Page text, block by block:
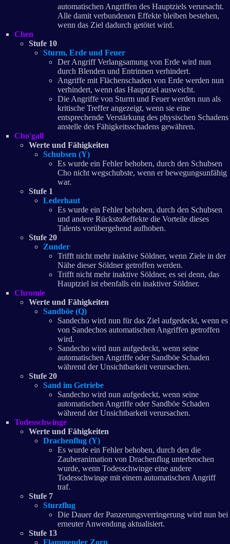
automatischen Angriffen des Hauptziels verursacht.
Alle damit verbundenen Effekte bleiben bestehen,
wenn das Ziel dadurch getötet wird.
Chen
Stufe 10
Sturm, Erde und Feuer
Der Angriff Verlangsamung von Erde wird nun
durch Blenden und Entrinnen verhindert.
Angriffe mit Flächenschaden von Erde werden nun
verhindert, wenn das Hauptziel ausweicht.
Die Angriffe von Sturm und Feuer werden nun als
kritische Treffer angezeigt, wenn sie eine
entsprechende Verstärkung des physischen Schadens
anstelle des Fähigkeitsschadens gewähren.
Cho'gall
Werte und Fähigkeiten
Schubsen (Y)
Es wurde ein Fehler behoben, durch den Schubsen
Cho nicht wegschubste, wenn er bewegungsunfähig
war.
Stufe 1
Lederhaut
Es wurde ein Fehler behoben, durch den Schubsen
und andere Rückstoßeffekte die Vorteile dieses
Talents vorübergehend aufhoben.
Stufe 20
Zunder
Trifft nicht mehr inaktive Söldner, wenn Ziele in der
Nähe dieser Söldner getroffen werden.
Trifft nicht mehr inaktive Söldner, es sei denn, das
Hauptziel ist ebenfalls ein inaktiver Söldner.
Chromie
Werte und Fähigkeiten
Sandböe (Q)
Sandecho wird nun für das Ziel aufgedeckt, wenn es
von Sandechos automatischen Angriffen getroffen
wird.
Sandecho wird nun aufgedeckt, wenn seine
automatischen Angriffe oder Sandböe Schaden
während der Unsichtbarkeit verursachen.
Stufe 20
Sand im Getriebe
Sandecho wird nun aufgedeckt, wenn seine
automatischen Angriffe oder Sandböe Schaden
während der Unsichtbarkeit verursachen.
Todesschwinge
Werte und Fähigkeiten
Drachenflug (Y)
Es wurde ein Fehler behoben, durch den die
Zauberanimation von Drachenflug unterbrochen
wurde, wenn Todesschwinge eine andere
Todesschwinge mit einem automatischen Angriff
traf.
Stufe 7
Sturzflug
Die Dauer der Panzerungsverringerung wird nun bei
erneuter Anwendung aktualisiert.
Stufe 13
Flammender Zorn